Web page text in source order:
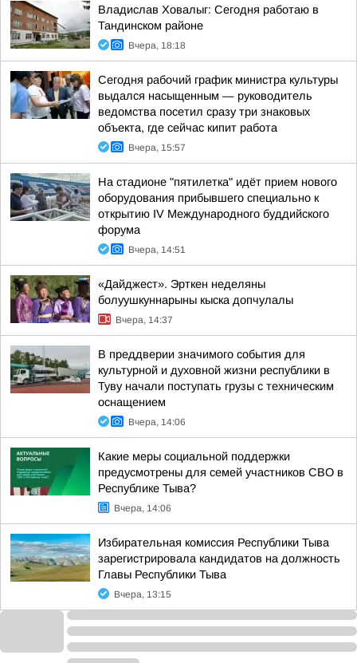
Владислав Ховалыг: Сегодня работаю в
Тандинском районе
Вчера, 18:18
Сегодня рабочий график министра культуры
выдался насыщенным — руководитель
ведомства посетил сразу три знаковых
объекта, где сейчас кипит работа
Вчера, 15:57
На стадионе "пятилетка" идёт прием нового
оборудования прибывшего специально к
открытию IV Международного буддийского
форума
Вчера, 14:51
«Дайджест». Эрткен неделяны
болуушкуннарыны кыска допчулалы
Вчера, 14:37
В преддверии значимого события для
культурной и духовной жизни республики в
Туву начали поступать грузы с техническим
оснащением
Вчера, 14:06
Какие меры социальной поддержки
предусмотрены для семей участников СВО в
Республике Тыва?
Вчера, 14:06
Избирательная комиссия Республики Тыва
зарегистрировала кандидатов на должность
Главы Республики Тыва
Вчера, 13:15